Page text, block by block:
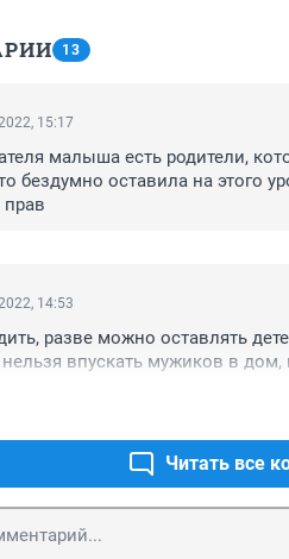
13
15:17
малыша есть родители,
бездумно оставила на этого
прав
14:53
разве можно оставлять
впускать мужиков в дом,
Читать все